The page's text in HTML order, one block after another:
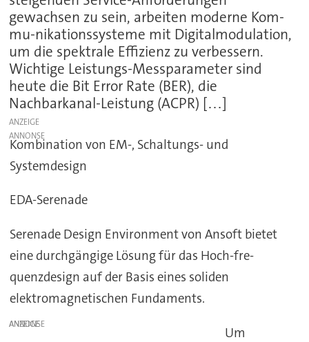
gewachsen zu sein, arbeiten moderne Kom-
mu-nikationssysteme mit Digitalmodulation,
um die spektrale Effizienz zu verbessern.
Wichtige Leistungs-Messparameter sind
heute die Bit Error Rate (BER), die
Nachbarkanal-Leistung (ACPR) […]
ANZEIGE
Kombination von EM-, Schaltungs- und
Systemdesign
EDA-Serenade
Serenade Design Environment von Ansoft bietet
eine durchgängige Lösung für das Hoch-fre-
quenzdesign auf der Basis eines soliden
elektromagnetischen Fundaments.
ANZEIGE
Um